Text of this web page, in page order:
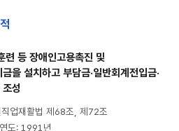
련 등 장애인고용촉진 및
을 설치하고 부담금·일반회계전입금·
성
업재활법 제68조, 제72조
도: 1991년